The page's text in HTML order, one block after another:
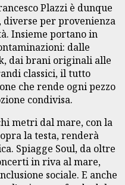
Plazzi è dunque
diverse per provenienza
Insieme portano in
dalle
dai brani originali alle
classici, il tutto
che rende ogni pezzo
condivisa.
metri dal mare, con la
la testa, renderà
Spiagge Soul, da oltre
in riva al mare,
sociale. E anche